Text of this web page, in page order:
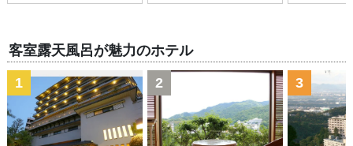
客室露天風呂が魅力のホテル
1 2 3